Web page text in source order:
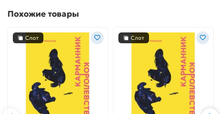
Похожие товары
Слот Слот